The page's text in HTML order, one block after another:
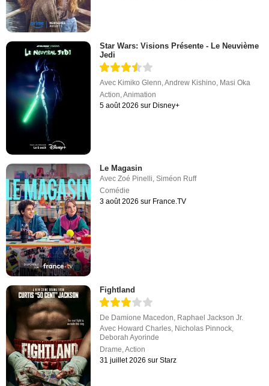
Star Wars: Visions Présente - Le Neuvième
Jedi
Avec Kimiko Glenn,Andrew Kishino, Masi Oka
Action,Animation
5 août 2026 sur Disney+
Le Magasin
AvecZoé Pinelli ,Siméon Ruff
Comédie
3 août 2026 sur France.TV
Fightland
De Damione Macedon, Raphael Jackson Jr.
Avec Howard Charles, Nicholas Pinnock,
Deborah Ayorinde
Drame,Action
31 juillet 2026 sur Starz